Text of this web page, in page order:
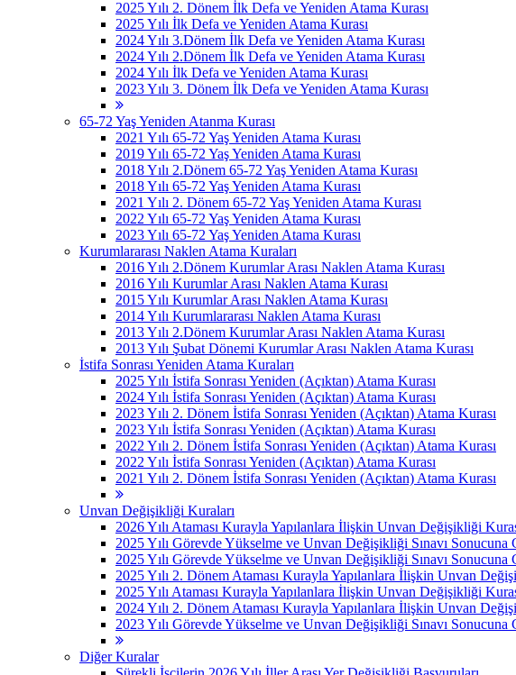
2025 Yılı 2. Dönem İlk Defa ve Yeniden Atama Kurası
2025 Yılı İlk Defa ve Yeniden Atama Kurası
2024 Yılı 3.Dönem İlk Defa ve Yeniden Atama Kurası
2024 Yılı 2.Dönem İlk Defa ve Yeniden Atama Kurası
2024 Yılı İlk Defa ve Yeniden Atama Kurası
2023 Yılı 3. Dönem İlk Defa ve Yeniden Atama Kurası
65-72 Yaş Yeniden Atanma Kurası
2021 Yılı 65-72 Yaş Yeniden Atama Kurası
2019 Yılı 65-72 Yaş Yeniden Atama Kurası
2018 Yılı 2.Dönem 65-72 Yaş Yeniden Atama Kurası
2018 Yılı 65-72 Yaş Yeniden Atama Kurası
2021 Yılı 2. Dönem 65-72 Yaş Yeniden Atama Kurası
2022 Yılı 65-72 Yaş Yeniden Atama Kurası
2023 Yılı 65-72 Yaş Yeniden Atama Kurası
Kurumlararası Naklen Atama Kuraları
2016 Yılı 2.Dönem Kurumlar Arası Naklen Atama Kurası
2016 Yılı Kurumlar Arası Naklen Atama Kurası
2015 Yılı Kurumlar Arası Naklen Atama Kurası
2014 Yılı Kurumlararası Naklen Atama Kurası
2013 Yılı 2.Dönem Kurumlar Arası Naklen Atama Kurası
2013 Yılı Şubat Dönemi Kurumlar Arası Naklen Atama Kurası
İstifa Sonrası Yeniden Atama Kuraları
2025 Yılı İstifa Sonrası Yeniden (Açıktan) Atama Kurası
2024 Yılı İstifa Sonrası Yeniden (Açıktan) Atama Kurası
2023 Yılı 2. Dönem İstifa Sonrası Yeniden (Açıktan) Atama Kurası
2023 Yılı İstifa Sonrası Yeniden (Açıktan) Atama Kurası
2022 Yılı 2. Dönem İstifa Sonrası Yeniden (Açıktan) Atama Kurası
2022 Yılı İstifa Sonrası Yeniden (Açıktan) Atama Kurası
2021 Yılı 2. Dönem İstifa Sonrası Yeniden (Açıktan) Atama Kurası
Unvan Değişikliği Kuraları
2026 Yılı Ataması Kurayla Yapılanlara İlişkin Unvan Değişikliği
2025 Yılı Görevde Yükselme ve Unvan Değişikliği Sınavı Sonucuna
2025 Yılı Görevde Yükselme ve Unvan Değişikliği Sınavı Sonucuna
2025 Yılı 2. Dönem Ataması Kurayla Yapılanlara İlişkin Unvan
2025 Yılı Ataması Kurayla Yapılanlara İlişkin Unvan Değişikliği
2024 Yılı 2. Dönem Ataması Kurayla Yapılanlara İlişkin Unvan
2023 Yılı Görevde Yükselme ve Unvan Değişikliği Sınavı Sonucuna
Diğer Kuralar